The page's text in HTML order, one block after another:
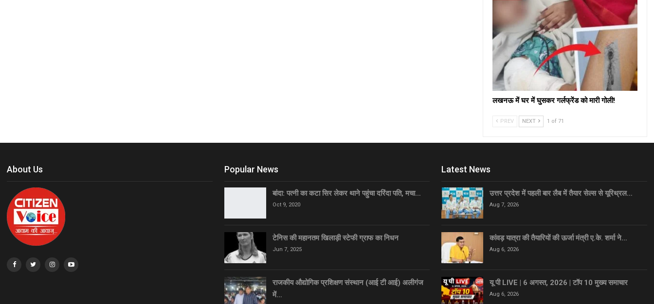
लखनऊ में घर में घुसकर गर्लफ्रेंड को मारी गोली!
PREV NEXT 1 of 71
About Us Popular News
बांदा: पत्नी का कटा सिर लेकर थाने पहुंचा दरिंदा पति, मचा…
Oct 9, 2020
टेनिस की महानतम खिलाड़ी स्टेफी ग्राफ का निधन
Jun 7, 2025
राजकीय औद्योगिक प्रशिक्षण संस्थान (आई टी आई) अलीगंज
में…
Latest News
उत्तर प्रदेश में पहली बार लैब में तैयार सेल्स से यूरिथ्रल…
Aug 7, 2026
कांवड़ यात्रा की तैयारियों की ऊर्जा मंत्री ए.के. शर्मा ने…
Aug 6, 2026
यू पी LIVE | 6 अगस्त, 2026 | टॉप 10 मुख्य समाचार
Aug 6, 2026